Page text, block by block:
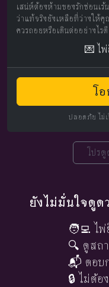
เสน่ห์ต้องห้ามของรักซ่อนเร้
ว่าแท้จริงยังเหลือที่ว่างให้
ควรถอยหรือเดินต่ออย่างไรดี
💌 ไ
โ
ปลอดภัย ไม่
โปร
ยังไม่มั่นใจดูด
🧑‍💻 ไ
🔍 ดูสถ
📬 ตอบ
🔒 ไม่ต้อ